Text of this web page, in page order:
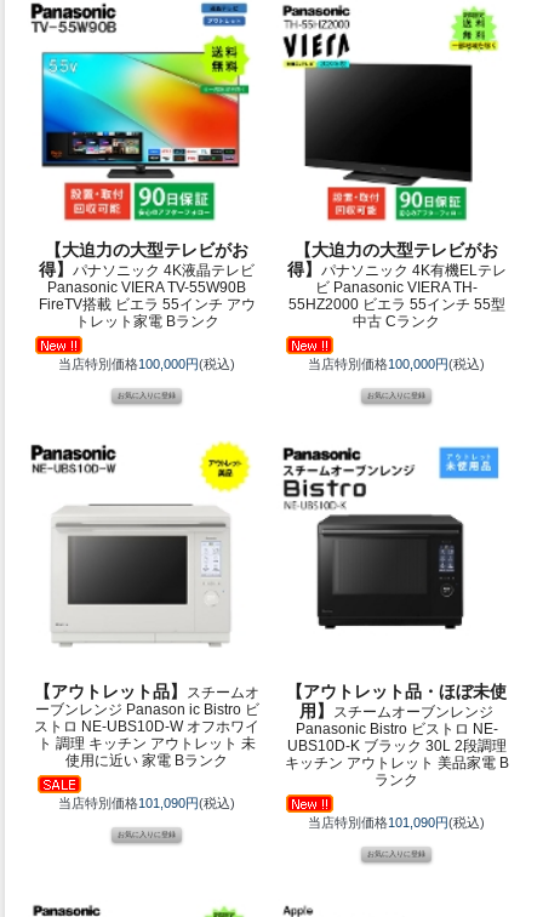
【大迫力の大型テレビがお
得】パナソニック 4K液晶テレビ
Panasonic VIERA TV-55W90B
FireTV搭載 ビエラ 55インチ アウ
トレット家電 Bランク
当店特別価格100,000円(税込)
【大迫力の大型テレビがお
得】 パナソニック 4K有機ELテレ
ビ Panasonic VIERA TH-
55HZ2000 ビエラ 55インチ 55型
中古 Cランク
当店特別価格100,000円(税込)
【アウトレット品】
スチームオ
ーブンレンジ Panason ic Bistro ビ
ストロ NE-UBS10D-W オフホワイ
ト 調理 キッチン アウトレット 未
使用に近い 家電 Bランク
当店特別価格101,090円(税込)
【アウトレット品・ほぼ未使
用】
スチームオーブンレンジ
Panasonic Bistro ビストロ NE-
UBS10D-K ブラック 30L 2段調理
キッチン アウトレット 美品家電 B
ランク
当店特別価格101,090円(税込)